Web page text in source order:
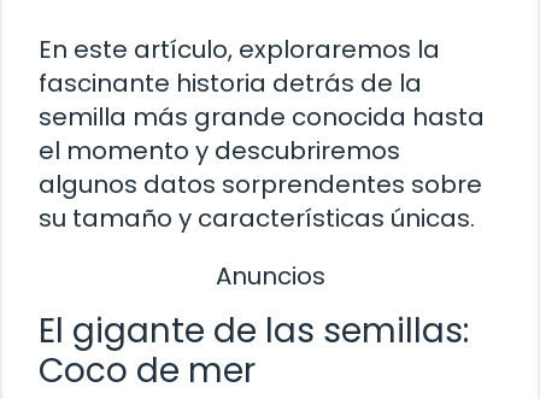
En este artículo, exploraremos la
fascinante historia detrás de la
semilla más grande conocida hasta
el momento y descubriremos
algunos datos sorprendentes sobre
su tamaño y características únicas.
Anuncios
El gigante de las semillas:
Coco de mer